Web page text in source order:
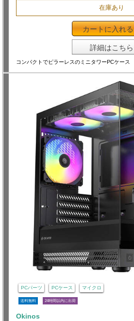
在庫あり
カートに入れる
詳細はこちら
コンパクトでピラーレスのミニタワーPCケース
PCパーツ PCケース マイクロ
送料無料 24時間以内に出荷
Okinos